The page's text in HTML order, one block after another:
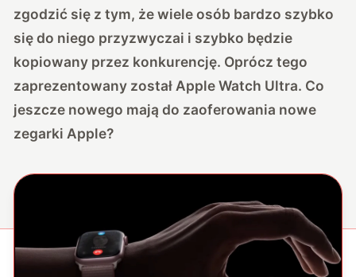
zgodzić się z tym, że wiele osób bardzo szybko
się do niego przyzwyczai i szybko będzie
kopiowany przez konkurencję. Oprócz tego
zaprezentowany został Apple Watch Ultra. Co
jeszcze nowego mają do zaoferowania nowe
zegarki Apple?